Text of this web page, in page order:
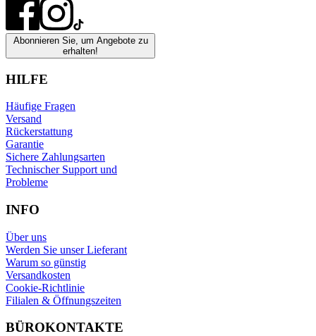
Abonnieren Sie, um Angebote zu
erhalten!
HILFE
Häufige Fragen
Versand
Rückerstattung
Garantie
Sichere Zahlungsarten
Technischer Support und
Probleme
INFO
Über uns
Werden Sie unser Lieferant
Warum so günstig
Versandkosten
Cookie-Richtlinie
Filialen & Öffnungszeiten
BÜROKONTAKTE